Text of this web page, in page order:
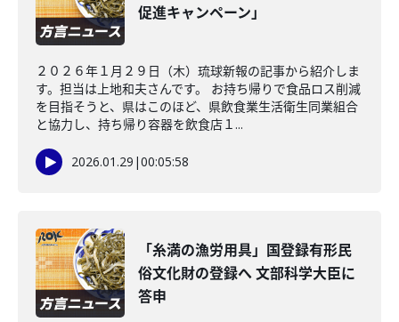
促進キャンペーン」
２０２６年１月２９日（木）琉球新報の記事から紹介しま
す。担当は上地和夫さんです。 お持ち帰りで食品ロス削減
を目指そうと、県はこのほど、県飲食業生活衛生同業組合
と協力し、持ち帰り容器を飲食店１...
2026.01.29 |00:05:58
「糸満の漁労用具」国登録有形民
俗文化財の登録へ 文部科学大臣に
答申